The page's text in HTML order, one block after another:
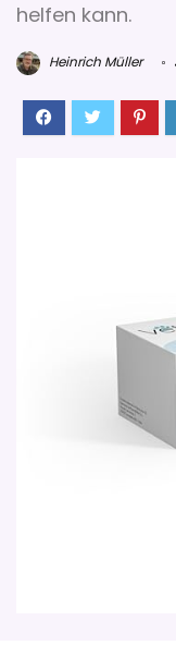
helfen kann.
Heinrich Müller